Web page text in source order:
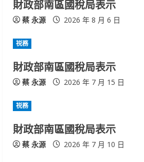
e
e
a
d
i
n
財政部南區國稅局表示
蔡 永源 2026 年 8 月 6 日
祱務
財政部南區國稅局表示
蔡 永源 2026 年 7 月 15 日
祱務
財政部南區國稅局表示
蔡 永源 2026 年 7 月 10 日